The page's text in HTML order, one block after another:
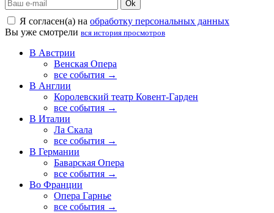
Ok
Я согласен(а) на обработку персональных данных
Вы уже смотрели вся история просмотров
В Австрии
Венская Опера
все события →
В Англии
Королевский театр Ковент-Гарден
все события →
В Италии
Ла Скала
все события →
В Германии
Баварская Опера
все события →
Во Франции
Опера Гарнье
все события →